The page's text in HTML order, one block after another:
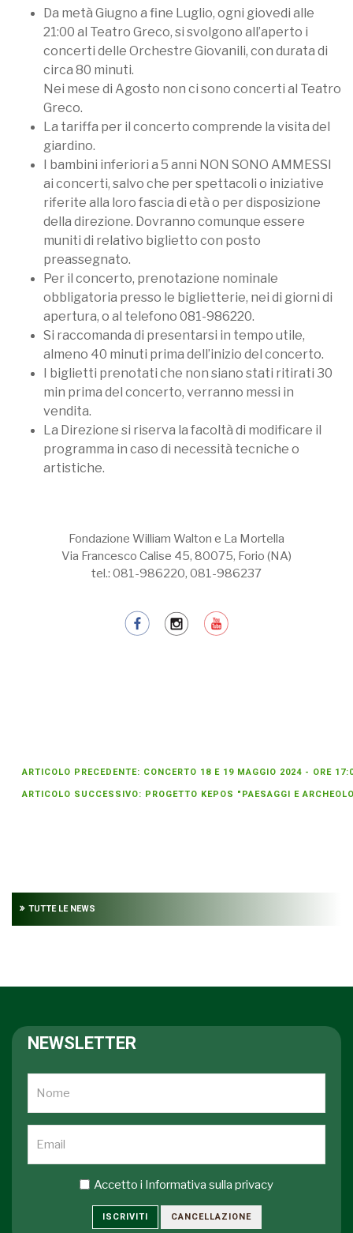
Da metà Giugno a fine Luglio, ogni giovedi alle
21:00 al Teatro Greco, si svolgono all’aperto i
concerti delle Orchestre Giovanili, con durata di
circa 80 minuti.
Nei mese di Agosto non ci sono concerti al Teatro
Greco.
La tariffa per il concerto comprende la visita del
giardino.
I bambini inferiori a 5 anni NON SONO AMMESSI
ai concerti, salvo che per spettacoli o iniziative
riferite alla loro fascia di età o per disposizione
della direzione. Dovranno comunque essere
muniti di relativo biglietto con posto
preassegnato.
Per il concerto, prenotazione nominale
obbligatoria presso le biglietterie, nei di giorni di
apertura, o al telefono 081-986220.
Si raccomanda di presentarsi in tempo utile,
almeno 40 minuti prima dell’inizio del concerto.
I biglietti prenotati che non siano stati ritirati 30
min prima del concerto, verranno messi in
vendita.
La Direzione si riserva la facoltà di modificare il
programma in caso di necessità tecniche o
artistiche.
Fondazione William Walton e La Mortella
Via Francesco Calise 45, 80075, Forio (NA)
tel.: 081-986220, 081-986237
ARTICOLO PRECEDENTE: CONCERTO 18 E 19 MAGGIO 2024 - ORE
ARTICOLO SUCCESSIVO: PROGETTO KEPOS "PAESAGGI E
TUTTE LE NEWS
NEWSLETTER
Accetto i Informativa sulla privacy
ISCRIVITI CANCELLAZIONE